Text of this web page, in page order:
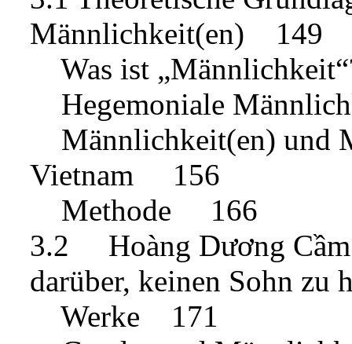
Männlichkeit(en) 149
Was ist
Hegemoniale
Männlichkeit(en) und
Vietnam 156
Methode 166
3.2 Hoàng Dương Cầm
darüber, keinen Sohn
Werke 171